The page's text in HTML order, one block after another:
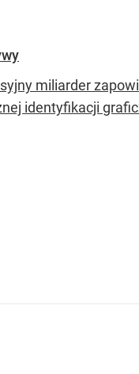
miliarder
identyfikacji